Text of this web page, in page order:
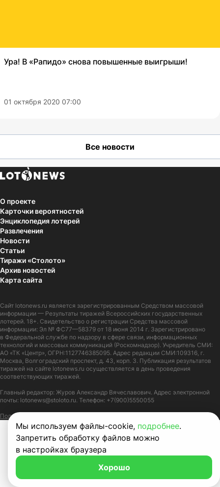
Ура! В «Рапидо» снова повышенные выигрыши!
01 октября 2020 07:00
Все новости
Мы используем файлы-cookie, подробнее.
Запретить обработку файлов можно
в настройках браузера
Хорошо
О проекте
Карточки вероятностей
Энциклопедия лотерей
Развлечения
Новости
Статьи
Тиражи «Столото»
Архив новостей
Карта сайта
Сайт lotonews.ru является зарегистрированным Средством массовой
информации — Результаты тиражей Всероссийских государственных
лотерей. 18+. Свидетельство о регистрации Средства массовой
информации: Эл № ФС77—58379 от 18 июня 2014 г. Зарегистрировано
в Федеральной службе по надзору в сфере связи, информационных
технологий и массовых коммуникаций (Роскомнадзор). Учредитель СМИ:
АО «ТК «Центр», ОГРН:1127746385095. Адрес редакции СМИ:109316, г.
Москва, Волгоградский проспект, д. 43, корп. 3. Публикация результатов
тиражей на сайте lotonews.ru осуществляется в день проведения
соответствующих тиражей.
Главный редактор: Журов Александр Вячеславович. Адрес электронной
почты: lotonews@stoloto.ru. Телефон: +7(900)5550055
Политика в отношении обработки персональных данных